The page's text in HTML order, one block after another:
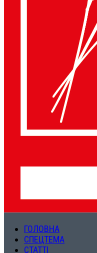
ГОЛОВНА
СПЕЦТЕМА
СТАТТІ